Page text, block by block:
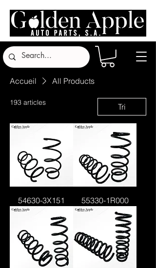
Accueil All Products
193 articles Tri
54630-3X151 55330-1R000